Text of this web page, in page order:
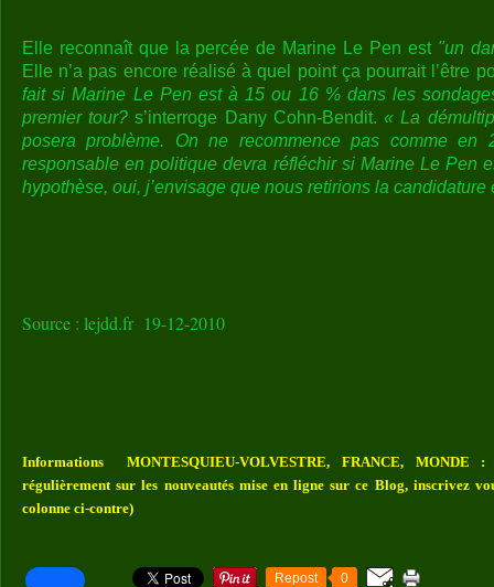
Elle reconnaît que la percée de Marine Le Pen est "un
Elle n’a pas encore réalisé à quel point ça pourrait l’être
fait si Marine Le Pen est à 15 ou 16 % dans les
premier tour? s’interroge Dany Cohn-Bendit.« La
posera problème. On ne recommence pas comme en
responsable en politique devra réfléchir si Marine Le Pen
hypothèse, oui, j’envisage que nous retirions la candidature
Source : lejdd.fr 19-12-2010
Informations MONTESQUIEU-VOLVESTRE, FRANCE, MONDE
régulièrement sur les nouveautés mise en ligne sur ce Blog, inscrivez
colonne ci-contre)
Repost 0